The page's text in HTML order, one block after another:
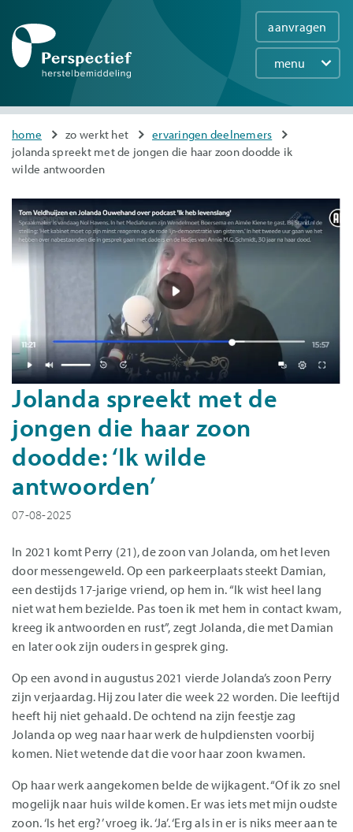
en
naar
de
inhoud
gaan
navigation
menu
aanvragen
You
are
here
home zo werkt het
ervaringen deelnemers
jolanda spreekt met de jongen die haar zoon doodde ik
wilde antwoorden
Jolanda spreekt met de
jongen die haar zoon
doodde: ‘Ik wilde
antwoorden’
07-08-2025
In 2021 komt Perry (21), de zoon van Jolanda, om het leven
door messengeweld. Op een parkeerplaats steekt Damian,
een destijds 17-jarige vriend, op hem in. “Ik wist heel lang
niet wat hem bezielde. Pas toen ik met hem in contact kwam,
kreeg ik antwoorden en rust”, zegt Jolanda, die met Damian
en later ook zijn ouders in gesprek ging.
Op een avond in augustus 2021 vierde Jolanda’s zoon Perry
zijn verjaardag. Hij zou later die week 22 worden. Die leeftijd
heeft hij niet gehaald. De ochtend na zijn feestje zag
Jolanda op weg naar haar werk de hulpdiensten voorbij
komen. Niet wetende dat die voor haar zoon kwamen.
Op haar werk aangekomen belde de wijkagent. “Of ik zo snel
mogelijk naar huis wilde komen. Er was iets met mijn oudste
zoon. ‘Is het erg?’ vroeg ik. ‘Ja’. ‘Erg als in er is niks meer aan te